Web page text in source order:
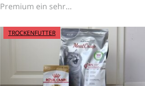
Premium ein sehr…
TROCKENFUTTER